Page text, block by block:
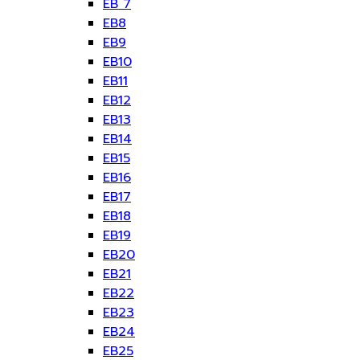
EB 7
EB8
EB9
EB10
EB11
EB12
EB13
EB14
EB15
EB16
EB17
EB18
EB19
EB20
EB21
EB22
EB23
EB24
EB25